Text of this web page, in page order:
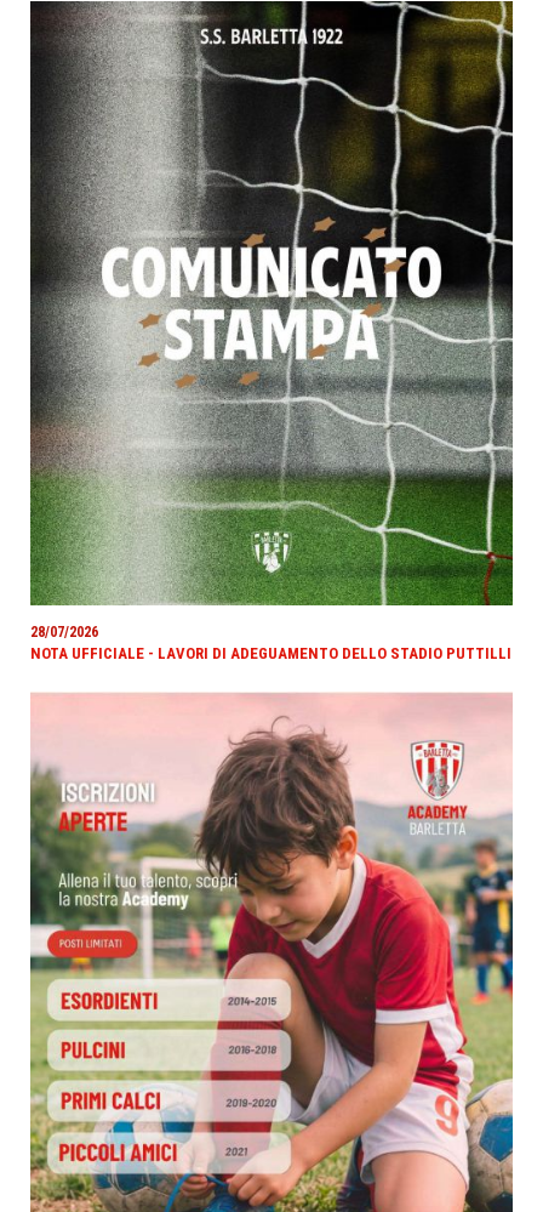
28/07/2026
NOTA UFFICIALE - LAVORI DI ADEGUAMENTO DELLO STADIO PUTTILLI